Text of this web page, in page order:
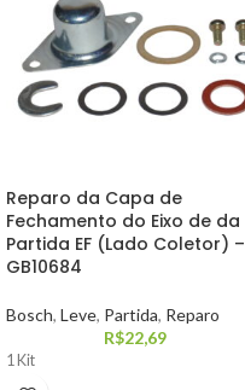
Reparo da Capa de
Fechamento do Eixo de da
Partida EF (Lado Coletor) –
GB10684
Bosch, Leve, Partida, Reparo
R$22,69
1 Kit